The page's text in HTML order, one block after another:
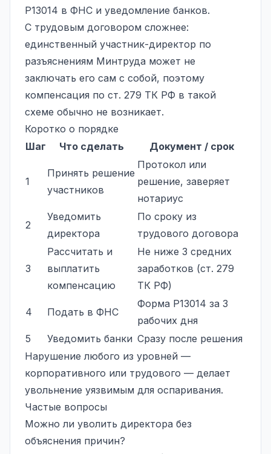
Р13014 в ФНС и уведомление банков.
С трудовым договором сложнее:
единственный участник-директор по
разъяснениям Минтруда может не
заключать его сам с собой, поэтому
компенсация по ст. 279 ТК РФ в такой
схеме обычно не возникает.
Коротко о порядке
Шаг
Что сделать Документ / срок
1
Принять решение
участников
Протокол или
решение, заверяет
нотариус
2
Уведомить
директора
По сроку из
трудового договора
3
Рассчитать и
выплатить
компенсацию
Не ниже 3 средних
заработков (ст. 279
ТК РФ)
4 Подать в ФНС
Форма Р13014 за 3
рабочих дня
5
Уведомить банки Сразу после решения
Нарушение любого из уровней —
корпоративного или трудового — делает
увольнение уязвимым для оспаривания.
Частые вопросы
Можно ли уволить директора без
объяснения причин?